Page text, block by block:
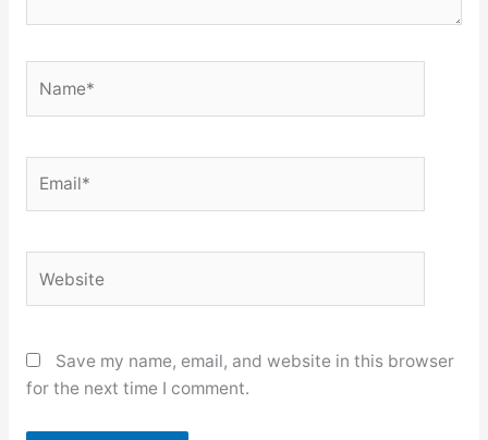
Save my name, email, and website in this browser
for the next time I comment.